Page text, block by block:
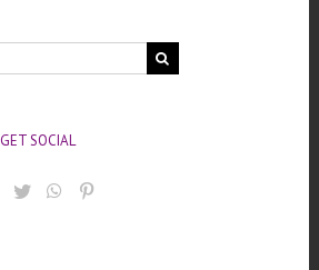
GET SOCIAL